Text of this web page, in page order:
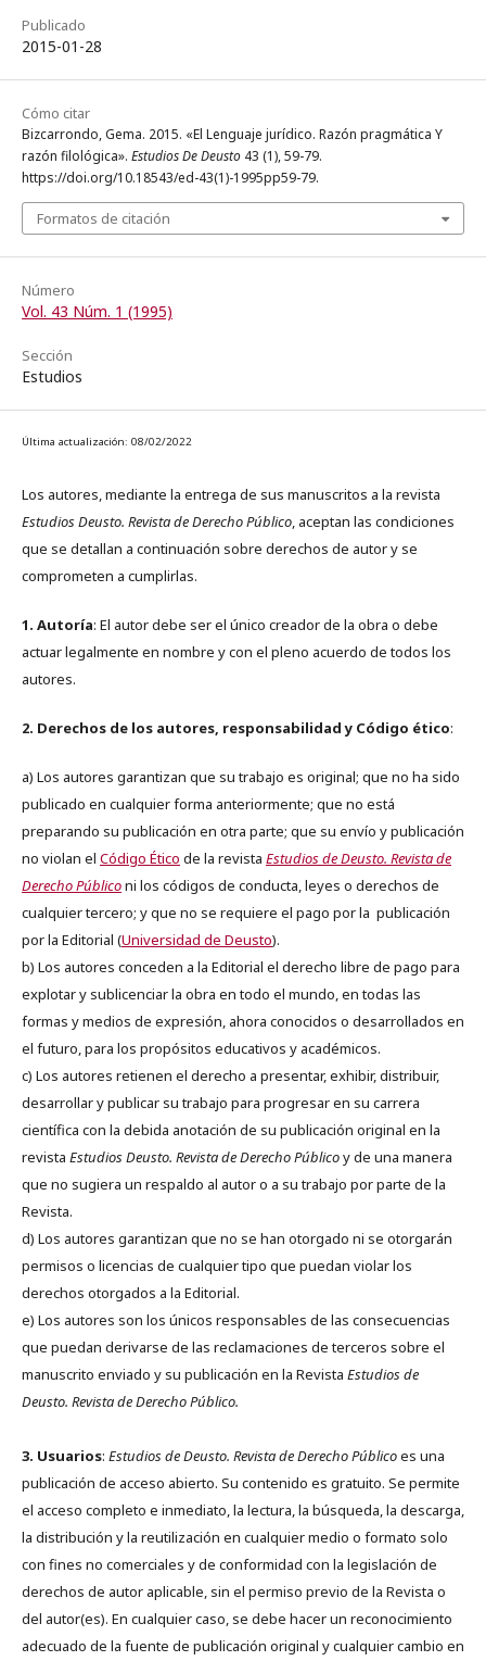
Publicado
2015-01-28
Cómo citar
Bizcarrondo, Gema. 2015. «El Lenguaje jurídico. Razón pragmática Y
razón filológica». Estudios De Deusto 43 (1), 59-79.
https://doi.org/10.18543/ed-43(1)-1995pp59-79.
Formatos de citación
Número
Vol. 43 Núm. 1 (1995)
Sección
Estudios
Última actualización: 08/02/2022
Los autores, mediante la entrega de sus manuscritos a la revista
Estudios Deusto. Revista de Derecho Público, aceptan las condiciones
que se detallan a continuación sobre derechos de autor y se
comprometen a cumplirlas.
1. Autoría: El autor debe ser el único creador de la obra o debe
actuar legalmente en nombre y con el pleno acuerdo de todos los
autores.
2. Derechos de los autores, responsabilidad y Código ético:
a) Los autores garantizan que su trabajo es original; que no ha sido
publicado en cualquier forma anteriormente; que no está
preparando su publicación en otra parte; que su envío y publicación
no violan el Código Ético de la revista Estudios de Deusto. Revista de
Derecho Públiconi los códigos de conducta, leyes o derechos de
cualquier tercero; y que no se requiere el pago por la publicación
por la Editorial (Universidad de Deusto).
b) Los autores conceden a la Editorial el derecho libre de pago para
explotar y sublicenciar la obra en todo el mundo, en todas las
formas y medios de expresión, ahora conocidos o desarrollados en
el futuro, para los propósitos educativos y académicos.
c) Los autores retienen el derecho a presentar, exhibir, distribuir,
desarrollar y publicar su trabajo para progresar en su carrera
científica con la debida anotación de su publicación original en la
revista Estudios Deusto. Revista de Derecho Públicoy de una manera
que no sugiera un respaldo al autor o a su trabajo por parte de la
Revista.
d) Los autores garantizan que no se han otorgado ni se otorgarán
permisos o licencias de cualquier tipo que puedan violar los
derechos otorgados a la Editorial.
e) Los autores son los únicos responsables de las consecuencias
que puedan derivarse de las reclamaciones de terceros sobre el
manuscrito enviado y su publicación en la Revista Estudios de
Deusto. Revista de Derecho Público.
3. Usuarios: Estudios de Deusto. Revista de Derecho Públicoes una
publicación de acceso abierto. Su contenido es gratuito. Se permite
el acceso completo e inmediato, la lectura, la búsqueda, la descarga,
la distribución y la reutilización en cualquier medio o formato solo
con fines no comerciales y de conformidad con la legislación de
derechos de autor aplicable, sin el permiso previo de la Revista o
del autor(es). En cualquier caso, se debe hacer un reconocimiento
adecuado de la fuente de publicación original y cualquier cambio en